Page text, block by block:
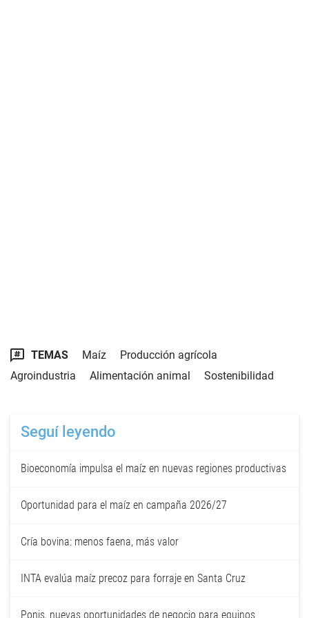
TEMAS Maíz
Producción agrícola
Agroindustria
Alimentación animal Sostenibilidad
Seguí leyendo
Bioeconomía impulsa el maíz en nuevas regiones productivas
Oportunidad para el maíz en campaña 2026/27
Cría bovina: menos faena, más valor
INTA evalúa maíz precoz para forraje en Santa Cruz
Ponis, nuevas oportunidades de negocio para equinos